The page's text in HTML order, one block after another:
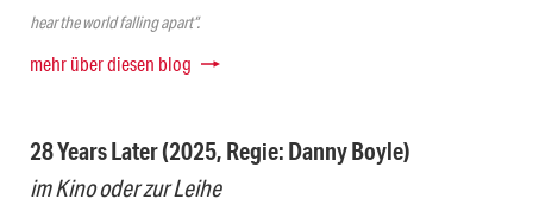
hear the world falling apart“.
mehr über diesen blog
28 Years Later (2025, Regie: Danny Boyle)
im Kino oder zur Leihe